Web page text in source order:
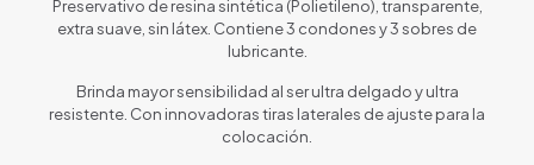
Preservativo de resina sintética (Polietileno), transparente,
extra suave, sin látex. Contiene 3 condones y 3 sobres de
lubricante.
Brinda mayor sensibilidad al ser ultra delgado y ultra
resistente. Con innovadoras tiras laterales de ajuste para la
colocación.